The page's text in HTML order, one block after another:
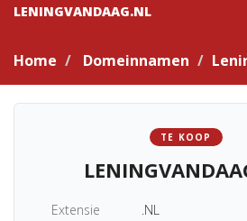
LENINGVANDAAG.NL
Home Domeinnamen
TE KOOP
Extensie
.NL